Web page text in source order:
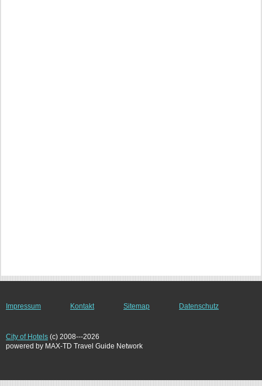
Impressum Kontakt Sitemap Datenschutz
City of Hotels (c) 2008---2026
powered by MAX-TD Travel Guide Network